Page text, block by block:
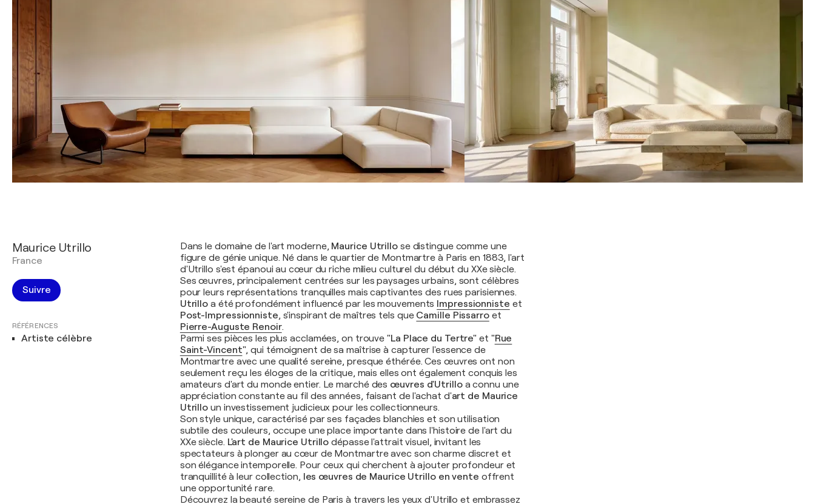
Maurice Utrillo
France
Suivre
RÉFÉRENCES
Artiste célèbre
Dans le domaine de l'art moderne, Maurice Utrillose distingue comme une
figure de génie unique. Né dans le quartier de Montmartre à Paris en 1883, l'art
d'Utrillo s'est épanoui au cœur du riche milieu culturel du début du XXe siècle.
Ses œuvres, principalement centrées sur les paysages urbains, sont célèbres
pour leurs représentations tranquilles mais captivantes des rues parisiennes.
Utrillo a été profondément influencé par les mouvements Impressionniste et
Post-Impressionniste, s'inspirant de maîtres tels que Camille Pissarroet
Pierre-Auguste Renoir.
Parmi ses pièces les plus acclamées, on trouve"La Place du Tertre" et "Rue
Saint-Vincent", qui témoignent de sa maîtrise à capturer l'essence de
Montmartre avec une qualité sereine, presque éthérée. Ces œuvres ont non
seulement reçu les éloges de la critique, mais elles ont également conquis les
amateurs d'art du monde entier. Le marché des œuvres d'Utrilloa connu une
appréciation constante au fil des années, faisant de l'achat d'art de Maurice
Utrillo un investissement judicieux pour les collectionneurs.
Son style unique, caractérisé par ses façades blanchies et son utilisation
subtile des couleurs, occupe une place importante dans l'histoire de l'art du
XXe siècle. L'art de Maurice Utrillo dépasse l'attrait visuel, invitant les
spectateurs à plonger au cœur de Montmartre avec son charme discret et
son élégance intemporelle. Pour ceux qui cherchent à ajouter profondeur et
tranquillité à leur collection, les œuvres de Maurice Utrillo en vente offrent
une opportunité rare.
Découvrez la beauté sereine de Paris à travers les yeux d'Utrillo et embrassez